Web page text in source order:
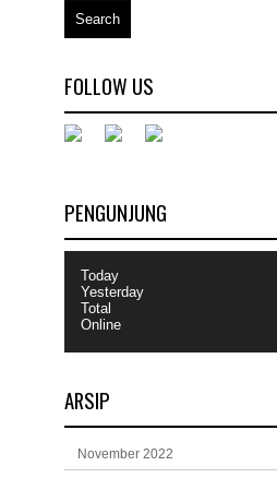
FOLLOW US
PENGUNJUNG
Today
Yesterday
Total
Online
ARSIP
November 2022